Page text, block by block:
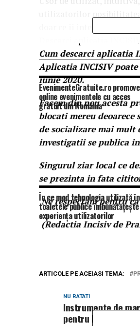
Cum descarci aplicatia
Aplicatia INCISIV
iunie 2020.
Facem din nou acesta
blocati mereu deoarece
de socializare mai mult
investigatii se publica
Singurul ziar local ce
se prezinta in fata
Ne respectam pentru
(Redactia Incisiv de
ARTICOLE PE ACEIASI TEMA:
NU RATATI
Instrumente de
pentru business-ul
EvenimenteGratuite.ro
online evenimentele cu acces
gratuit din România
În ce mod tehnologia utilizată în
toaletele publice îmbunătățește
experiența utilizatorilor